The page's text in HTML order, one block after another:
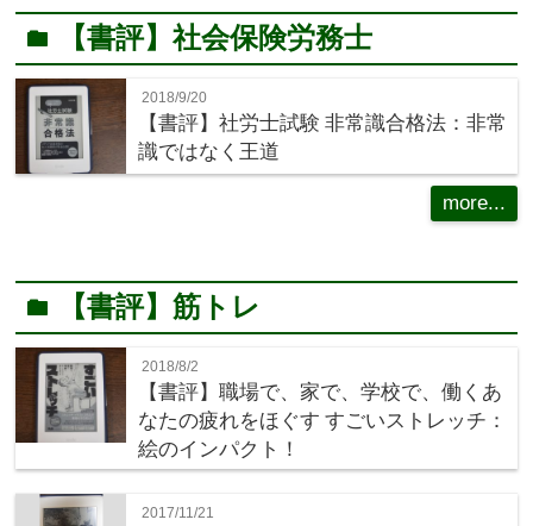
folder 【書評】社会保険労務士
2018/9/20
【書評】社労士試験 非常識合格法：非常
識ではなく王道
more...
folder 【書評】筋トレ
2018/8/2
【書評】職場で、家で、学校で、働くあ
なたの疲れをほぐす すごいストレッチ：
絵のインパクト！
2017/11/21